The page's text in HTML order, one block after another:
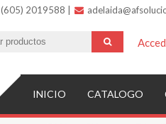
(605) 2019588
INICIO CATALOGO